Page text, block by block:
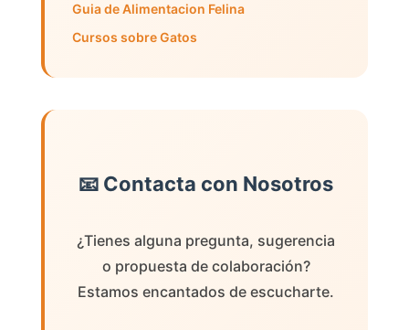
Guia de Alimentacion Felina
Cursos sobre Gatos
📧 Contacta con Nosotros
¿Tienes alguna pregunta, sugerencia
o propuesta de colaboración?
Estamos encantados de escucharte.